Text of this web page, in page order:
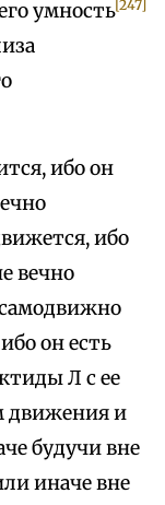
умность [247]
ибо он
ибо
вечно
он есть
Л с ее
движения и
будучи вне
иначе вне